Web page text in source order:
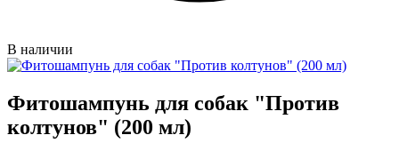
В наличии
Фитошампунь для собак "Против
колтунов" (200 мл)